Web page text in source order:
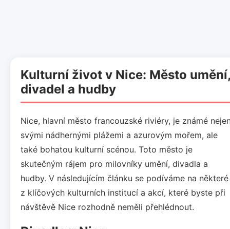
Kulturní život v Nice: Město
divadel a hudby
Nice, hlavní město francouzské riviéry, je známé
svými nádhernými plážemi a azurovým mořem, ale
také bohatou kulturní scénou. Toto město je
skutečným rájem pro milovníky umění, divadla a
hudby. V následujícím článku se podíváme na některé
z klíčových kulturních institucí a akcí, které byste při
návštěvě Nice rozhodně neměli přehlédnout.